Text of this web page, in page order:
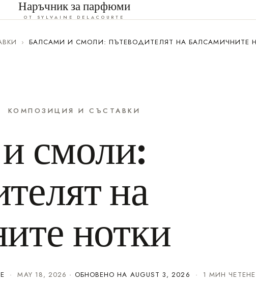
Наръчник за парфюми
ОТ SYLVAINE DELACOURTE
› БАЛСАМИ И СМОЛИ: ПЪТЕВОДИТЕЛЯТ НА БАЛСАМИЧНИТЕ
КОМПОЗИЦИЯ И СЪСТАВКИ
смоли:
на
нотки
·MAY 18, 2026 · ОБНОВЕНО НА AUGUST 3, 2026 · 1 МИН ЧЕТЕНЕ